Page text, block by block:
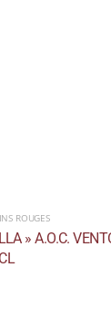
ROUGES
» A.O.C.